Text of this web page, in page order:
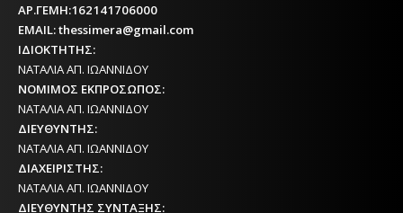
ΑΡ.ΓΕΜΗ:162141706000
EMAIL: thessimera@gmail.com
ΙΔΙΟΚΤΗΤΗΣ:
ΝΑΤΑΛΙΑ ΑΠ. ΙΩΑΝΝΙΔΟΥ
ΝΟΜΙΜΟΣ ΕΚΠΡΟΣΩΠΟΣ:
ΝΑΤΑΛΙΑ ΑΠ. ΙΩΑΝΝΙΔΟΥ
ΔΙΕΥΘΥΝΤΗΣ:
ΝΑΤΑΛΙΑ ΑΠ. ΙΩΑΝΝΙΔΟΥ
ΔΙΑΧΕΙΡΙΣΤΗΣ:
ΝΑΤΑΛΙΑ ΑΠ. ΙΩΑΝΝΙΔΟΥ
ΔΙΕΥΘΥΝΤΗΣ ΣΥΝΤΑΞΗΣ: